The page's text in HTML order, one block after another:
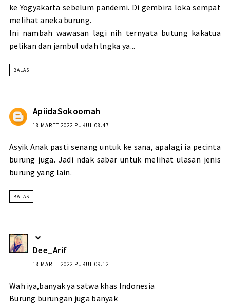
ke Yogyakarta sebelum pandemi. Di gembira loka sempat
melihat aneka burung.
Ini nambah wawasan lagi nih ternyata butung kakatua
pelikan dan jambul udah lngka ya...
BALAS
ApiidaSokoomah
18 MARET 2022 PUKUL 08.47
Asyik Anak pasti senang untuk ke sana, apalagi ia pecinta
burung juga. Jadi ndak sabar untuk melihat ulasan jenis
burung yang lain.
BALAS
Dee_Arif
18 MARET 2022 PUKUL 09.12
Wah iya,banyak ya satwa khas Indonesia
Burung burungan juga banyak